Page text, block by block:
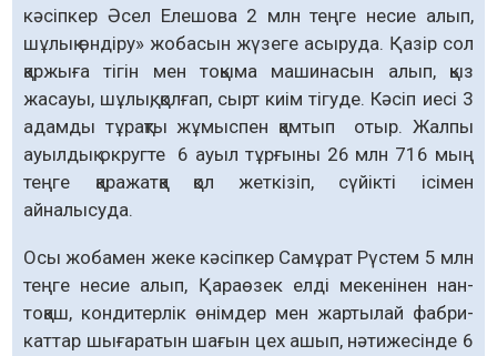
кәсіпкер Әсел Елешова 2 млн теңге несие алып,
шұлық өндіру» жобасын жүзеге асыруда. Қазір сол
қар­жыға тігін мен тоқыма ма­шинасын алып, қыз
жасауы, шұлық, қолғап, сырт киім тігуде. Кәсіп иесі 3
адамды тұрақты жұмыспен қамтып отыр. Жалпы
ауыл­дық округте 6 ауыл тұрғыны 26 млн 716 мың
теңге қаражатқа қол жет­кізіп, сүйікті ісімен
айналысуда.
Осы жобамен жеке кәсіпкер Самұрат Рүстем 5 млн
теңге несие алып, Қараөзек елді мекенінен нан-
тоқаш, кондитерлік өнім­дер мен жартылай фаб­ри­
каттар шығаратын шағын цех ашып, нәтижесінде 6